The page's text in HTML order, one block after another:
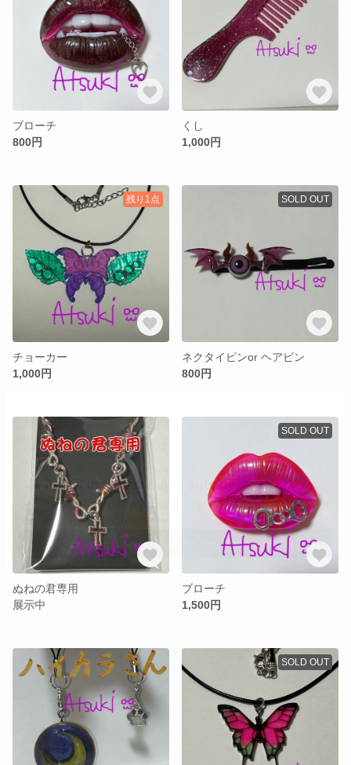
ブローチ
800円
くし
1,000円
残り1点
チョーカー
1,000円
SOLD OUT
ネクタイピンor ヘアピン
800円
ぬねの君専用
展示中
SOLD OUT
ブローチ
1,500円
SOLD OUT